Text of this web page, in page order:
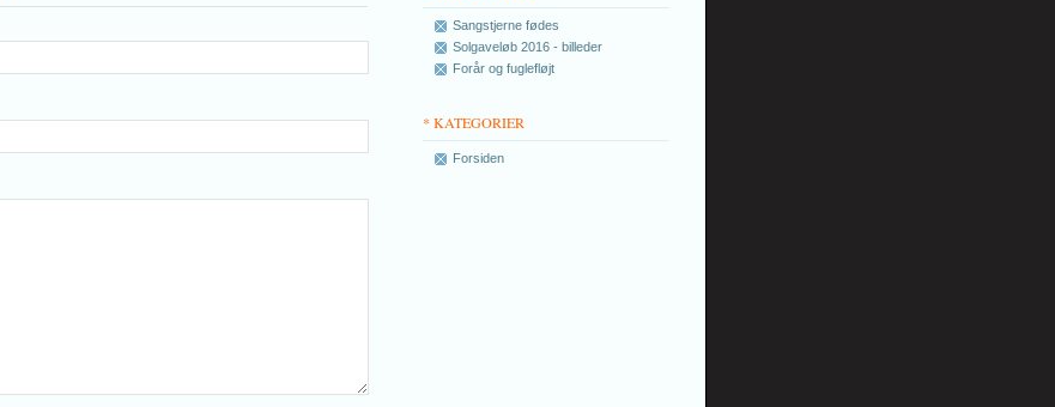
Sangstjerne fødes
Solgaveløb 2016 - billeder
Forår og fuglefløjt
* KATEGORIER
Forsiden